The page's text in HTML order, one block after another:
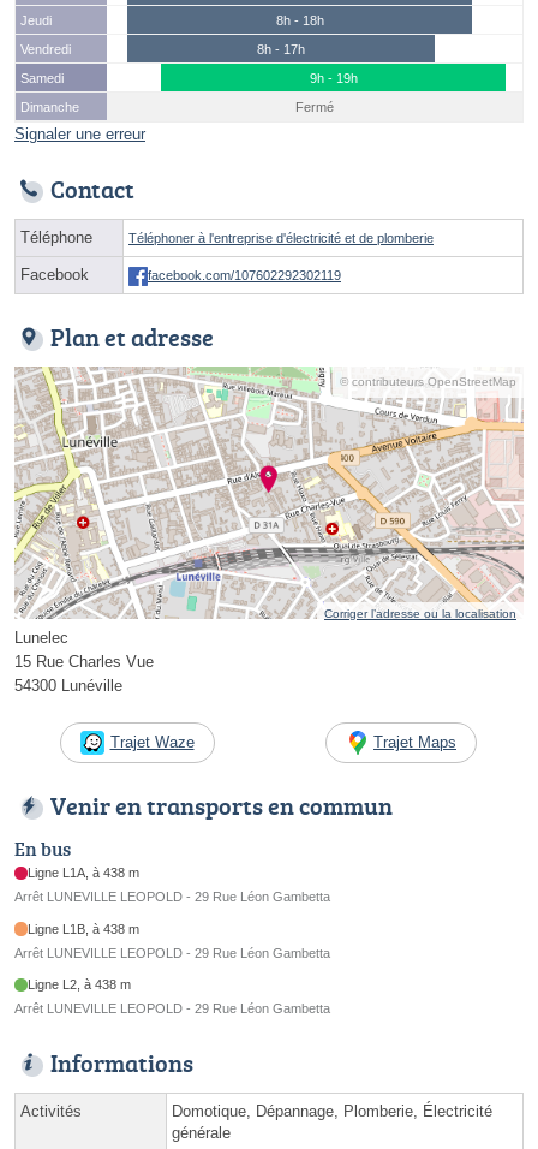
Jeudi
8h - 18h
Vendredi
8h - 17h
Samedi
9h - 19h
Dimanche
Fermé
Signaler une erreur
Contact
Téléphone Téléphoner à l'entreprise d'électricité et de plomberie
Facebook facebook.com/107602292302119
Plan et adresse
© contributeurs OpenStreetMap
Corriger l’adresse ou la localisation
Lunelec
15 Rue Charles Vue
54300 Lunéville
Trajet Waze Trajet Maps
Venir en transports en commun
En bus
Ligne L1A, à 438 m
Arrêt LUNEVILLE LEOPOLD - 29 Rue Léon Gambetta
Ligne L1B, à 438 m
Arrêt LUNEVILLE LEOPOLD - 29 Rue Léon Gambetta
Ligne L2, à 438 m
Arrêt LUNEVILLE LEOPOLD - 29 Rue Léon Gambetta
Informations
Activités
Domotique, Dépannage, Plomberie, Électricité
générale